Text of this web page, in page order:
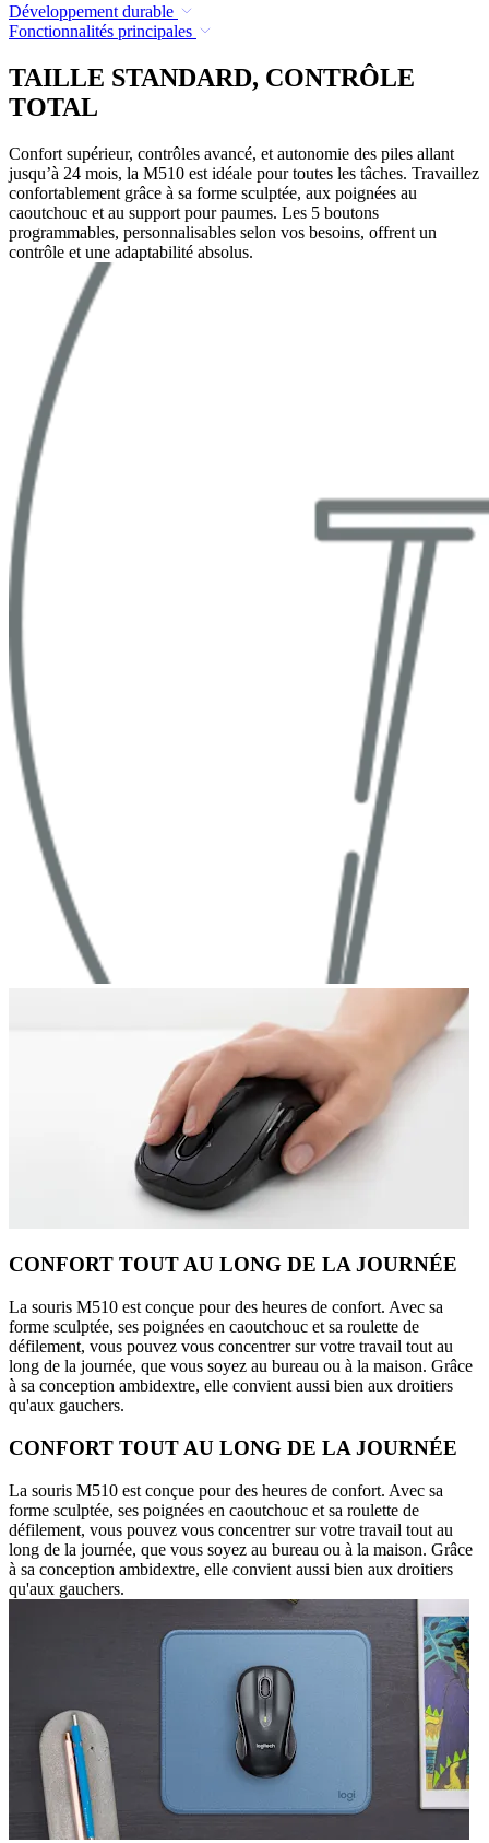
Développement durable
Fonctionnalités principales
TAILLE STANDARD, CONTRÔLE
TOTAL
Confort supérieur, contrôles avancé, et autonomie des piles allant
jusqu’à 24 mois, la M510 est idéale pour toutes les tâches. Travaillez
confortablement grâce à sa forme sculptée, aux poignées au
caoutchouc et au support pour paumes. Les 5 boutons
programmables, personnalisables selon vos besoins, offrent un
contrôle et une adaptabilité absolus.
CONFORT TOUT AU LONG DE LA JOURNÉE
La souris M510 est conçue pour des heures de confort. Avec sa
forme sculptée, ses poignées en caoutchouc et sa roulette de
défilement, vous pouvez vous concentrer sur votre travail tout au
long de la journée, que vous soyez au bureau ou à la maison. Grâce
à sa conception ambidextre, elle convient aussi bien aux droitiers
qu'aux gauchers.
CONFORT TOUT AU LONG DE LA JOURNÉE
La souris M510 est conçue pour des heures de confort. Avec sa
forme sculptée, ses poignées en caoutchouc et sa roulette de
défilement, vous pouvez vous concentrer sur votre travail tout au
long de la journée, que vous soyez au bureau ou à la maison. Grâce
à sa conception ambidextre, elle convient aussi bien aux droitiers
qu'aux gauchers.